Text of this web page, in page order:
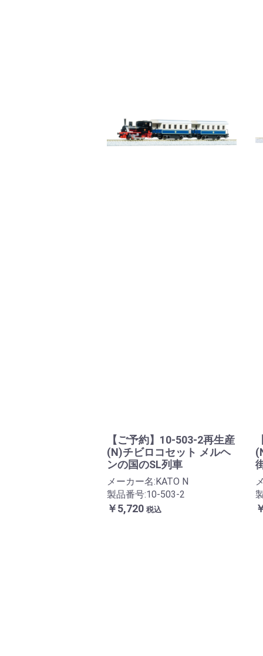
【ご予約】10-503-2再生産
(N)チビロコセット メルヘ
ンの国のSL列車
メーカー名:KATO N
製品番号:10-503-2
￥5,720 税込